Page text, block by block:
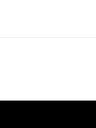
por Evenia Hotels.